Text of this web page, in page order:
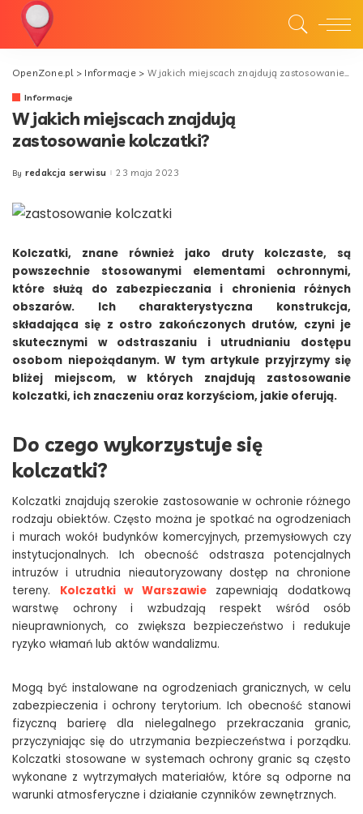
OpenZone.pl> Informacje> W jakich miejscach znajdują zastosowanie kolczatki?
Informacje
W jakich miejscach znajdują
zastosowanie kolczatki?
Posted
By redakcja serwisu 23 maja 2023
Kolczatki, znane również jako druty kolczaste, są
powszechnie stosowanymi elementami ochronnymi,
które służą do zabezpieczania i chronienia różnych
obszarów. Ich charakterystyczna konstrukcja,
składająca się z ostro zakończonych drutów, czyni je
skutecznymi w odstraszaniu i utrudnianiu dostępu
osobom niepożądanym. W tym artykule przyjrzymy się
bliżej miejscom, w których znajdują zastosowanie
kolczatki, ich znaczeniu oraz korzyściom, jakie oferują.
Do czego wykorzystuje się
kolczatki?
Kolczatki znajdują szerokie zastosowanie w ochronie różnego
rodzaju obiektów. Często można je spotkać na ogrodzeniach
i murach wokół budynków komercyjnych, przemysłowych czy
instytucjonalnych. Ich obecność odstrasza potencjalnych
intruzów i utrudnia nieautoryzowany dostęp na chronione
tereny. Kolczatki w Warszawiezapewniają dodatkową
warstwę ochrony i wzbudzają respekt wśród osób
nieuprawnionych, co zwiększa bezpieczeństwo i redukuje
ryzyko włamań lub aktów wandalizmu.
Mogą być instalowane na ogrodzeniach granicznych, w celu
zabezpieczenia i ochrony terytorium. Ich obecność stanowi
fizyczną barierę dla nielegalnego przekraczania granic,
przyczyniając się do utrzymania bezpieczeństwa i porządku.
Kolczatki stosowane w systemach ochrony granic są często
wykonane z wytrzymałych materiałów, które są odporne na
warunki atmosferyczne i działanie czynników zewnętrznych.